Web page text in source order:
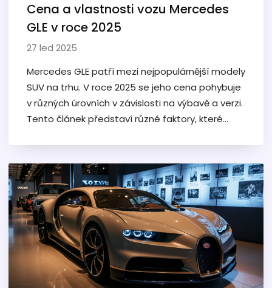
Cena a vlastnosti vozu Mercedes
GLE v roce 2025
27 led 2025
Mercedes GLE patří mezi nejpopulárnější modely
SUV na trhu. V roce 2025 se jeho cena pohybuje
v různých úrovních v závislosti na výbavě a verzi.
Tento článek představí různé faktory, které
pro potenciální kupce při výběru správné verze.